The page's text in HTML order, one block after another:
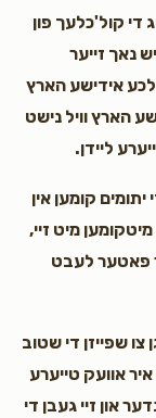
די קול'כלעך פון
נאך זייער
אידישע הארץ
הארץ וויל נישט
ליידן.
קומען אין
מיט זיי,
פאטער לעבט
שפייזן די שטוב
אוועק טייערע
און זיי געבן די